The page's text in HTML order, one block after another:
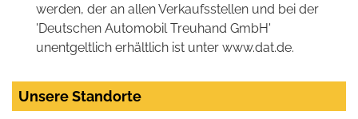
werden, der an allen Verkaufsstellen und bei der
'Deutschen Automobil Treuhand GmbH'
unentgeltlich erhältlich ist unter www.dat.de.
Unsere Standorte